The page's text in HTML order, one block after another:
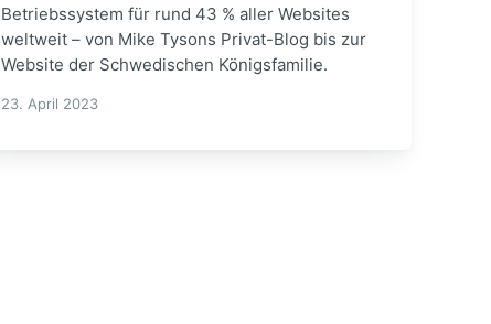
Betriebssystem für rund 43 % aller Websites
weltweit – von Mike Tysons Privat-Blog bis zur
Website der Schwedischen Königsfamilie.
23. April 2023